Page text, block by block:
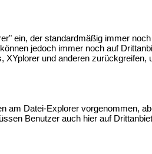
ein, der standardmäßig immer
jedoch immer noch auf
und anderen zurückgreifen,
am Datei-Explorer vorgenommen,
Benutzer auch hier auf